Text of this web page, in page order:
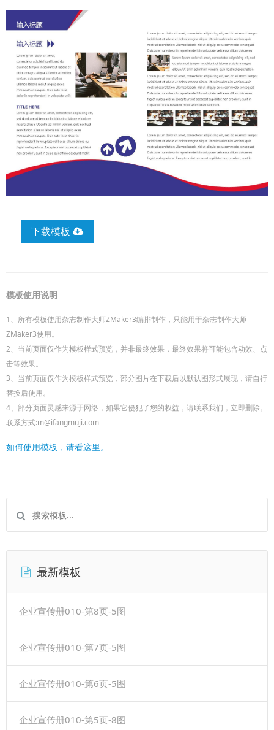
下载模板
模板使用说明
1、所有模板使用杂志制作大师ZMaker3编排制作，只能用于杂志制作大师
ZMaker3使用。
2、当前页面仅作为模板样式预览，并非最终效果，最终效果将可能包含动效、点
击等效果。
3、当前页面仅作为模板样式预览，部分图片在下载后以默认图形式展现，请自行
替换后使用。
4、部分页面灵感来源于网络，如果它侵犯了您的权益，请联系我们，立即删除。
联系方式:m@ifangmuji.com
如何使用模板，请看这里。
最新模板
企业宣传册010-第8页-5图
企业宣传册010-第7页-5图
企业宣传册010-第6页-5图
企业宣传册010-第5页-8图